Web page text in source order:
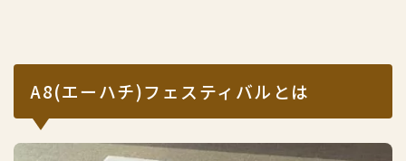
A8(エーハチ)フェスティバルとは